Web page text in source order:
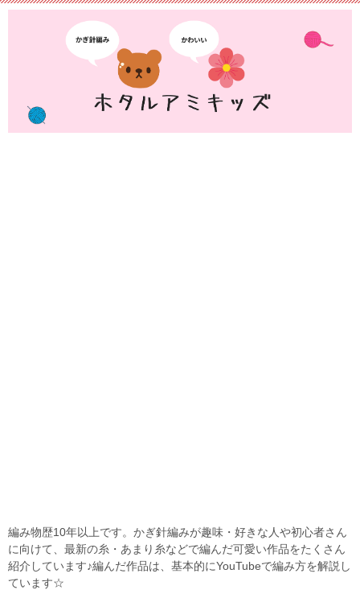
編み物歴10年以上です。かぎ針編みが趣味・好きな人や初心者さん
に向けて、最新の糸・あまり糸などで編んだ可愛い作品をたくさん
紹介しています♪編んだ作品は、基本的にYouTubeで編み方を解説し
ています☆